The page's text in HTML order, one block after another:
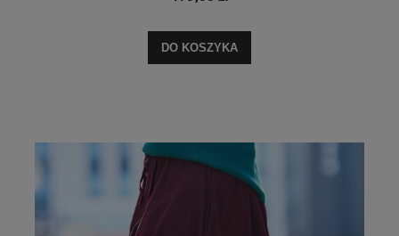
DO KOSZYKA